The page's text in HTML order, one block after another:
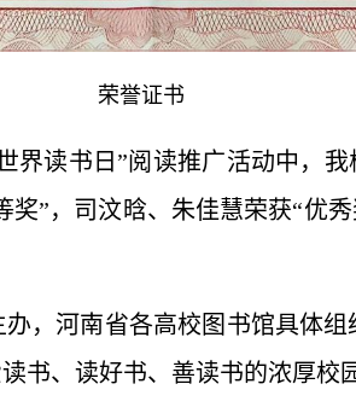
荣誉证书
读书日”阅读推广活动中，我
”，司汶晗、朱佳慧荣获“优
，河南省各高校图书馆具体
书、读好书、善读书的浓厚校